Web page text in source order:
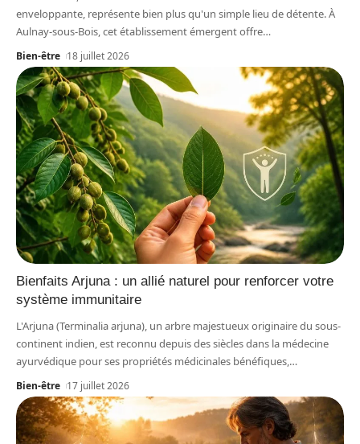
enveloppante, représente bien plus qu'un simple lieu de détente. À
Aulnay-sous-Bois, cet établissement émergent offre…
Bien-être 18 juillet 2026
Bienfaits Arjuna : un allié naturel pour renforcer votre
système immunitaire
L'Arjuna (Terminalia arjuna), un arbre majestueux originaire du sous-
continent indien, est reconnu depuis des siècles dans la médecine
ayurvédique pour ses propriétés médicinales bénéfiques,…
Bien-être 17 juillet 2026